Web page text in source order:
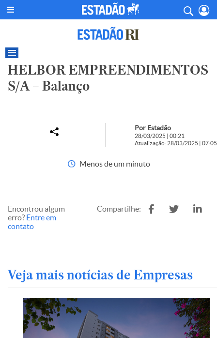
HELBOR EMPREENDIMENTOS
S/A – Balanço
Por Estadão
28/03/2025 | 00:21
Atualização: 28/03/2025 | 07:05
Menos de um minuto
Encontrou algum
erro? Entre em
contato
Compartilhe:
Veja mais notícias de Empresas